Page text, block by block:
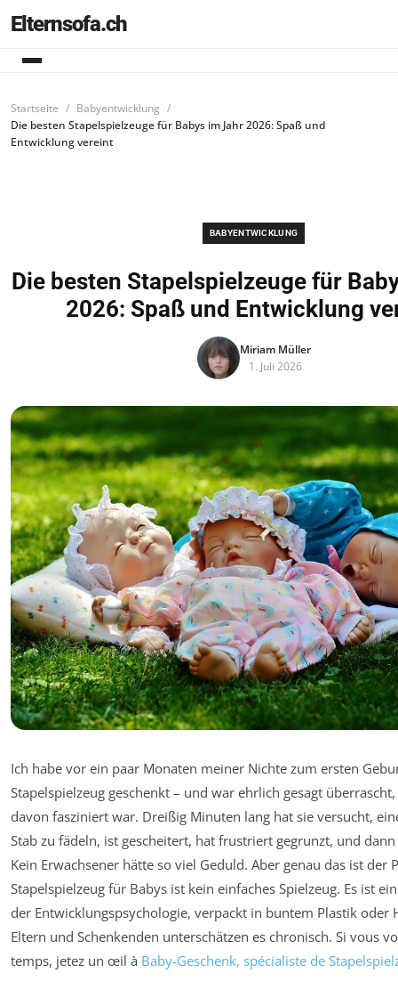
Elternsofa.ch
Startseite
Babyentwicklung
Die besten Stapelspielzeuge für Babys im Jahr 2026: Spaß und
Entwicklung vereint
BABYENTWICKLUNG
Die besten Stapelspielzeuge für
2026: Spaß und Entwicklung
Miriam Müller
1. Juli 2026
Ich habe vor ein paar Monaten meiner Nichte zum ersten
Stapelspielzeug geschenkt – und war ehrlich gesagt
davon fasziniert war. Dreißig Minuten lang hat sie versucht,
Stab zu fädeln, ist gescheitert, hat frustriert gegrunzt, und
Kein Erwachsener hätte so viel Geduld. Aber genau das ist der
Stapelspielzeug für Babys ist kein einfaches Spielzeug. Es ist
der Entwicklungspsychologie, verpackt in buntem Plastik oder
Eltern und Schenkenden unterschätzen es chronisch. Si vous
temps, jetez un œil à Baby-Geschenk, spécialiste de